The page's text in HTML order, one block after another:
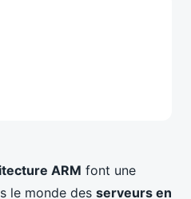
ARM font une
le monde des serveurs en